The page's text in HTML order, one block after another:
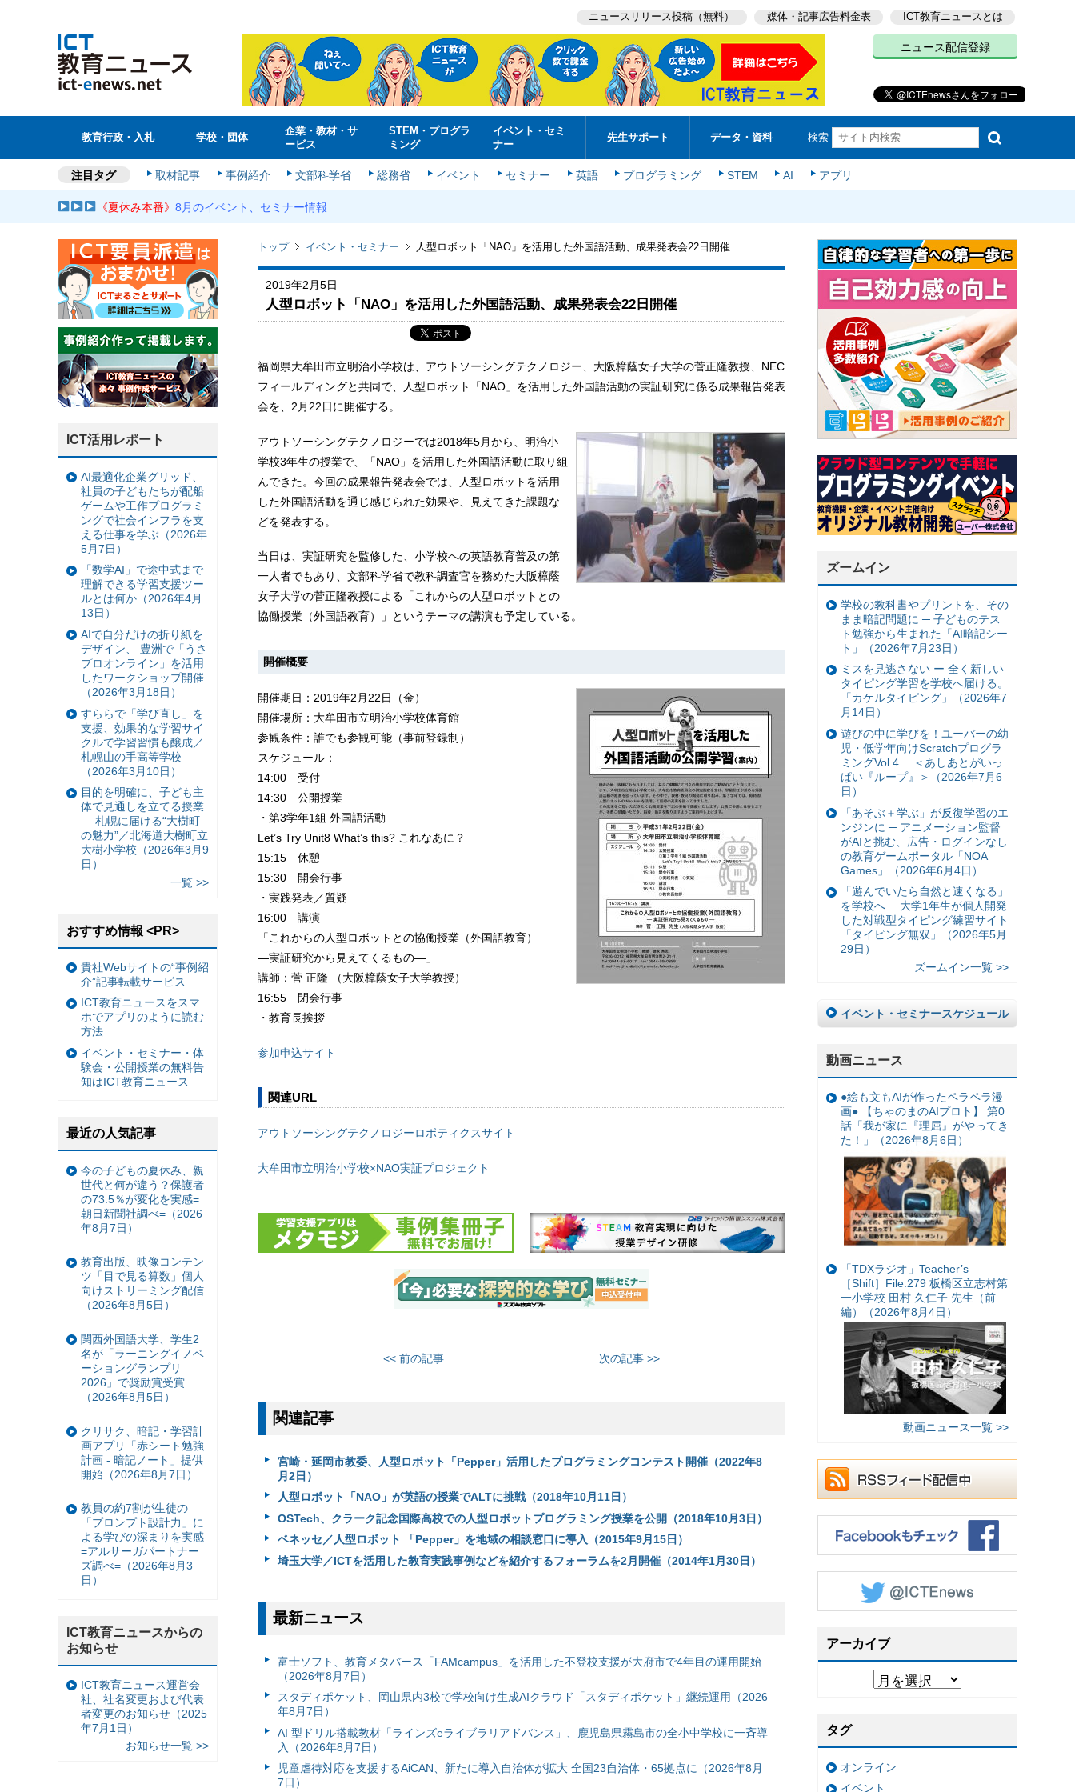
ニュースリリース投稿（無料） 媒体・記事広告料金表 ICT教育ニュースとは
ニュース配信登録
教育行政・入札 学校・団体
企業・教材・サ
ービス
STEM・プログラ
ミング
イベント・セミ
ナー
先生サポート データ・資料 検索
注目タグ 取材記事 事例紹介 文部科学省 総務省 イベント セミナー 英語 プログラミング STEM AI アプリ
《夏休み本番》8月のイベント、セミナー情報
トップ イベント・セミナー 人型ロボット「NAO」を活用した外国語活動、成果発表会22日開催
2019年2月5日
人型ロボット「NAO」を活用した外国語活動、成果発表会22日開催
福岡県大牟田市立明治小学校は、アウトソーシングテクノロジー、大阪樟蔭女子大学の菅正隆教授、NEC
フィールディングと共同で、人型ロボット「NAO」を活用した外国語活動の実証研究に係る成果報告発表
会を、2月22日に開催する。
アウトソーシングテクノロジーでは2018年5月から、明治小
学校3年生の授業で、「NAO」を活用した外国語活動に取り組
んできた。今回の成果報告発表会では、人型ロボットを活用
した外国語活動を通じ感じられた効果や、見えてきた課題な
どを発表する。
当日は、実証研究を監修した、小学校への英語教育普及の第
一人者でもあり、文部科学省で教科調査官を務めた大阪樟蔭
女子大学の菅正隆教授による「これからの人型ロボットとの
協働授業（外国語教育）」というテーマの講演も予定している。
開催概要
開催期日：2019年2月22日（金）
開催場所：大牟田市立明治小学校体育館
参観条件：誰でも参観可能（事前登録制）
スケジュール：
14:00 受付
14:30 公開授業
・第3学年1組 外国語活動
Let’s Try Unit8 What’s this? これなあに？
15:15 休憩
15:30 開会行事
・実践発表／質疑
16:00 講演
「これからの人型ロボットとの協働授業（外国語教育）
―実証研究から見えてくるもの―」
講師：菅 正隆 （大阪樟蔭女子大学教授）
16:55 閉会行事
・教育長挨拶
参加申込サイト
関連URL
アウトソーシングテクノロジーロボティクスサイト
大牟田市立明治小学校×NAO実証プロジェクト
<< 前の記事 次の記事 >>
関連記事
宮崎・延岡市教委、人型ロボット「Pepper」活用したプログラミングコンテスト開催（2022年8
月2日）
人型ロボット「NAO」が英語の授業でALTに挑戦（2018年10月11日）
OSTech、クラーク記念国際高校での人型ロボットプログラミング授業を公開（2018年10月3日）
ベネッセ／人型ロボット 「Pepper」を地域の相談窓口に導入（2015年9月15日）
埼玉大学／ICTを活用した教育実践事例などを紹介するフォーラムを2月開催（2014年1月30日）
最新ニュース
富⼠ソフト、教育メタバース「FAMcampus」を活用した不登校支援が大府市で4年目の運用開始
（2026年8月7日）
スタディポケット、岡山県内3校で学校向け生成AIクラウド「スタディポケット」継続運用（2026
年8月7日）
AI 型ドリル搭載教材「ラインズeライブラリアドバンス」、鹿児島県霧島市の全小中学校に一斉導
入（2026年8月7日）
児童虐待対応を支援するAiCAN、新たに導入自治体が拡大 全国23自治体・65拠点に（2026年8月
7日）
ズームイン
学校の教科書やプリントを、その
まま暗記問題に ─ 子どものテス
ト勉強から生まれた「AI暗記シー
ト」（2026年7月23日）
ミスを見逃さない ー 全く新しい
タイピング学習を学校へ届ける。
「カケルタイピング」（2026年7
月14日）
遊びの中に学びを！ユーバーの幼
児・低学年向けScratchプログラ
ミングVol.4 ＜あしあとがいっ
ぱい『ループ』＞（2026年7月6
日）
「あそぶ＋学ぶ」が反復学習のエ
ンジンに ─ アニメーション監督
がAIと挑む、広告・ログインなし
の教育ゲームポータル「NOA
Games」（2026年6月4日）
「遊んでいたら自然と速くなる」
を学校へ ─ 大学1年生が個人開発
した対戦型タイピング練習サイト
「タイピング無双」（2026年5月
29日）
ズームイン一覧 >>
イベント・セミナースケジュール
動画ニュース
●絵も文もAIが作ったペラペラ漫
画● 【ちゃのまのAIプロト】 第0
話「我が家に『理屈』がやってき
た！」（2026年8月6日）
「TDXラジオ」Teacher’s
［Shift］File.279 板橋区立志村第
一小学校 田村 久仁子 先生（前
編）（2026年8月4日）
動画ニュース一覧 >>
アーカイブ
タグ
オンライン
イベント
ICT活用レポート
AI最適化企業グリッド、
社員の子どもたちが配船
ゲームや工作プログラミ
ングで社会インフラを支
える仕事を学ぶ（2026年
5月7日）
「数学AI」で途中式まで
理解できる学習支援ツー
ルとは何か（2026年4月
13日）
AIで自分だけの折り紙を
デザイン、 豊洲で「うさ
プロオンライン」を活用
したワークショップ開催
（2026年3月18日）
すららで「学び直し」を
支援、効果的な学習サイ
クルで学習習慣も醸成／
札幌山の手高等学校
（2026年3月10日）
目的を明確に、子ども主
体で見通しを立てる授業
— 札幌に届ける“大樹町
の魅力”／北海道大樹町立
大樹小学校（2026年3月9
日）
一覧 >>
おすすめ情報 <PR>
貴社Webサイトの“事例紹
介”記事転載サービス
ICT教育ニュースをスマ
ホでアプリのように読む
方法
イベント・セミナー・体
験会・公開授業の無料告
知はICT教育ニュース
最近の人気記事
今の子どもの夏休み、親
世代と何が違う？保護者
の73.5％が変化を実感=
朝日新聞社調べ=（2026
年8月7日）
教育出版、映像コンテン
ツ「目で見る算数」個人
向けストリーミング配信
（2026年8月5日）
関西外国語大学、学生2
名が「ラーニングイノベ
ーショングランプリ
2026」で奨励賞受賞
（2026年8月5日）
クリサク、暗記・学習計
画アプリ「赤シート勉強
計画 - 暗記ノート」提供
開始（2026年8月7日）
教員の約7割が生徒の
「プロンプト設計力」に
よる学びの深まりを実感
=アルサーガパートナー
ズ調べ=（2026年8月3
日）
ICT教育ニュースからの
お知らせ
ICT教育ニュース運営会
社、社名変更および代表
者変更のお知らせ（2025
年7月1日）
お知らせ一覧 >>